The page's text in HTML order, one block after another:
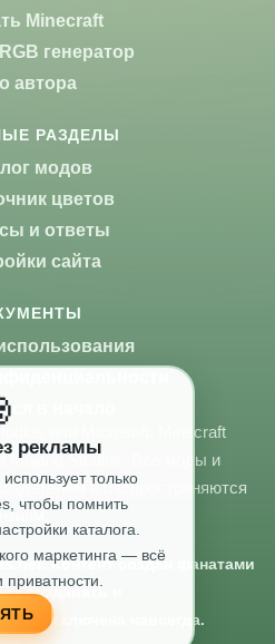
Minecraft
генератор
автора
РАЗДЕЛЫ
модов
цветов
и ответы
сайта
в начало
или Microsoft. Minecraft
Mojang Studios. Все моды и
и распространяются
Контент создан фанатами
создавать и
отключена навсегда.
рекламы
только
чтобы помнить
каталога.
маркетинга — всё